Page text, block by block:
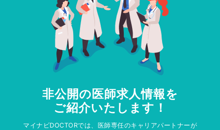
非公開の医師求人情報を
ご紹介いたします！
マイナビDOCTORでは、医師専任のキャリアパートナーが